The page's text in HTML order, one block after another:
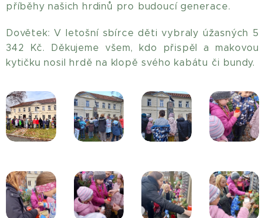
příběhy našich hrdinů pro budoucí generace.
Dovětek: V letošní sbírce děti vybraly úžasných 5
342 Kč. Děkujeme všem, kdo přispěl a makovou
kytičku nosil hrdě na klopě svého kabátu či bundy.